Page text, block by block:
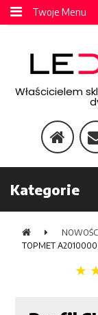
Twoje Menu
Właścicielem
Kategorie
TOPMET A2010000